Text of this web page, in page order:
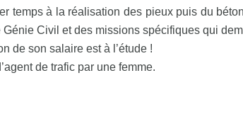
temps à la réalisation des pieux puis du
Civil et des missions spécifiques qui
de son salaire est à l’étude !
de trafic par une femme.